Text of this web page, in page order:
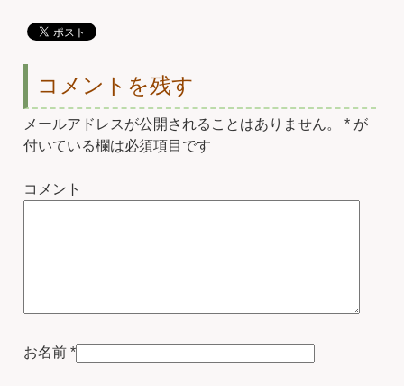
コメントを残す
メールアドレスが公開されることはありません。 * が
付いている欄は必須項目です
コメント
お名前 *